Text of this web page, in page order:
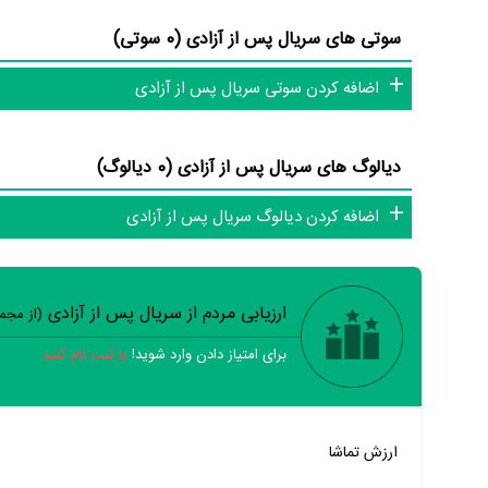
سوتی های سریال پس از آزادی (0 سوتی)
اضافه کردن سوتی سریال پس از آزادی
دیالوگ های سریال پس از آزادی (0 دیالوگ)
اضافه کردن دیالوگ سریال پس از آزادی
خیر
ارزیابی مردم از سریال پس از آزادی (از
برای امتیاز دادن وارد شوید! یا ثبت نام کنید
ارزش تماشا